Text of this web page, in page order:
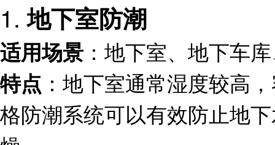
1.地下室防潮
适用场景 ：地下室、地下车
特点 ：地下室通常湿度较高
格防潮系统可以有效防止地